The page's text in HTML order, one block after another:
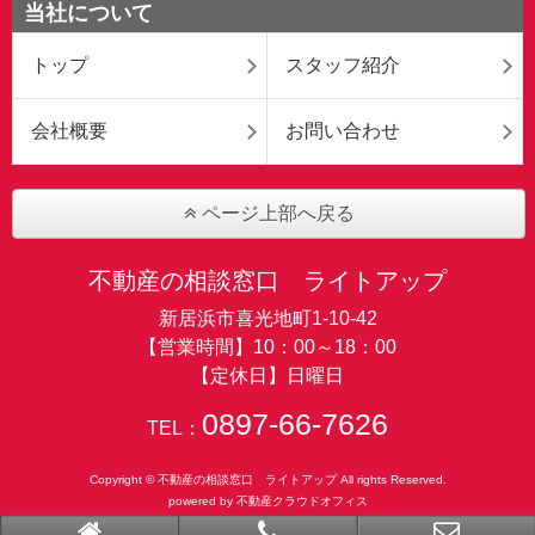
当社について
トップ スタッフ紹介
会社概要 お問い合わせ
ページ上部へ戻る
不動産の相談窓口 ライトアップ
新居浜市喜光地町1-10-42
【営業時間】10：00～18：00
【定休日】日曜日
TEL： 0897-66-7626
Copyright © 不動産の相談窓口 ライトアップ All rights Reserved.
powered by 不動産クラウドオフィス